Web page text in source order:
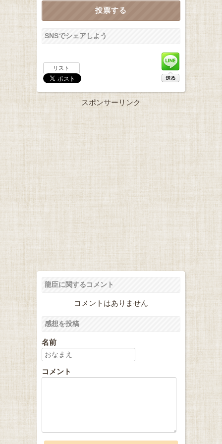
SNSでシェアしよう
リスト
スポンサーリンク
龍臣に関するコメント
コメントはありません
感想を投稿
名前
コメント